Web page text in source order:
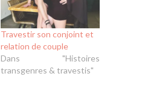
Travestir son conjoint et
relation de couple
Dans "Histoires
transgenres & travestis"